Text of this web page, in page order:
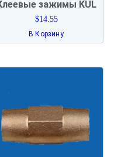
зажимы KUL
$14.55
В Корзину